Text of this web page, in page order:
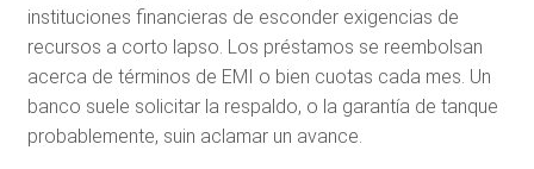
instituciones financieras de esconder exigencias de
recursos a corto lapso. Los préstamos se reembolsan
acerca de términos de EMI o bien cuotas cada mes. Un
banco suele solicitar la respaldo, o la garantía de tanque
probablemente, suin aclamar un avance.